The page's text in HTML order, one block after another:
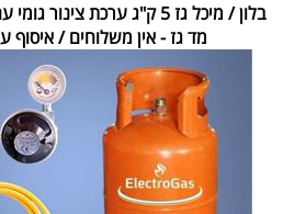
מד גז - אין משלוחים / איסוף